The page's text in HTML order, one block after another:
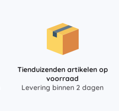
Tienduizenden artikelen op
voorraad
Levering binnen 2 dagen